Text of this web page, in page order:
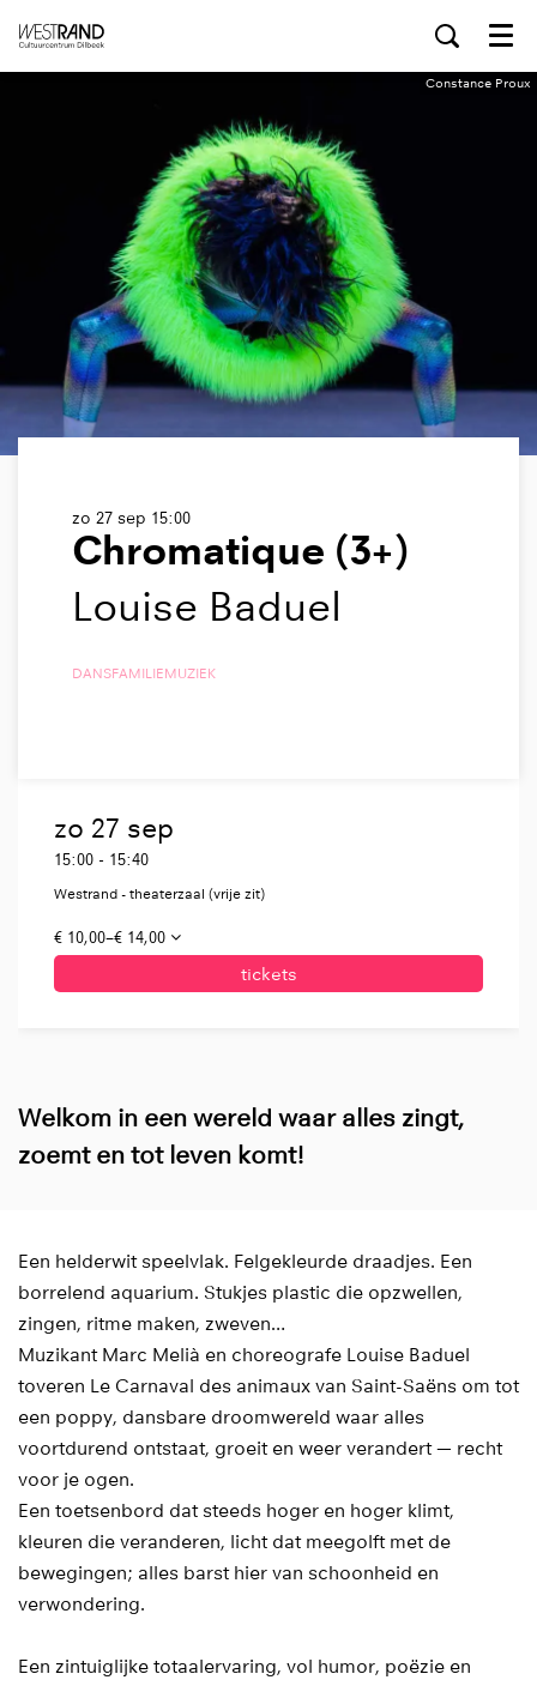
Menu
Constance Proux
Chromatique (3+)
Louise Baduel
zo 27 sep 15:00
DANSFAMILIEMUZIEK
zo 27 sep
15:00 - 15:40
Westrand - theaterzaal (vrije zit)
€ 10,00–€ 14,00
tickets
Welkom in een wereld waar alles zingt,
zoemt en tot leven komt!
Een helderwit speelvlak. Felgekleurde draadjes. Een
borrelend aquarium. Stukjes plastic die opzwellen,
zingen, ritme maken, zweven…
Muzikant Marc Melià en choreografe Louise Baduel
toveren Le Carnaval des animaux van Saint-Saëns om tot
een poppy, dansbare droomwereld waar alles
voortdurend ontstaat, groeit en weer verandert — recht
voor je ogen.
Een toetsenbord dat steeds hoger en hoger klimt,
kleuren die veranderen, licht dat meegolft met de
bewegingen; alles barst hier van schoonheid en
verwondering.
Een zintuiglijke totaalervaring, vol humor, poëzie en